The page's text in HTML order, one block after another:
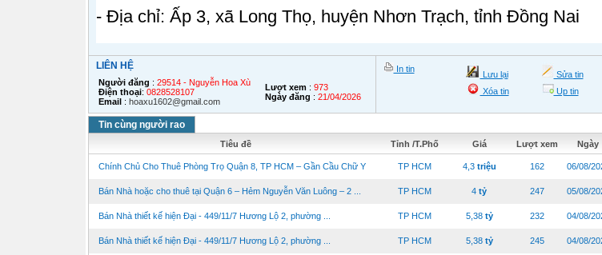
- Địa chỉ: Ấp 3, xã Long Thọ, huyện Nhơn Trạch, tỉnh Đồng Nai
LIÊN HỆ
Người đăng : 29514 - Nguyễn Hoa Xù
Điện thoại: 0828528107
Email: hoaxu1602@gmail.com
Lượt xem: 973
Ngày đăng : 21/04/2026
In tin
Lưu lại
Sửa tin
Xóa tin
Up tin
Tin cùng người rao
Tiêu đề Tỉnh /T.Phố Giá Lượt xem Ngày
Chính Chủ Cho Thuê Phòng Trọ Quận 8, TP HCM – Gần Cầu Chữ Y TP HCM 4,3 triệu 162 06/08/
Bán Nhà hoặc cho thuê tại Quận 6 – Hẻm Nguyễn Văn Luông – 2 ... TP HCM 4 tỷ 247 05/08/
Bán Nhà thiết kế hiện Đại - 449/11/7 Hương Lộ 2, phường ... TP HCM 5,38 tỷ 232 04/08/
Bán Nhà thiết kế hiện Đại - 449/11/7 Hương Lộ 2, phường ... TP HCM 5,38 tỷ 245 04/08/